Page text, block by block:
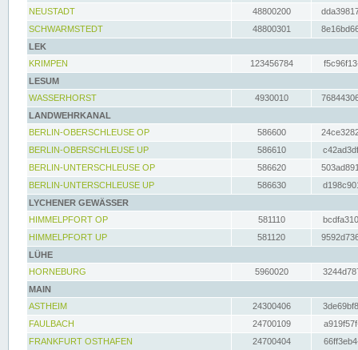
NEUSTADT
48800200
SCHWARMSTEDT
48800301
LEK
KRIMPEN
123456784
LESUM
WASSERHORST
4930010
LANDWEHRKANAL
BERLIN-OBERSCHLEUSE OP
586600
BERLIN-OBERSCHLEUSE UP
586610
BERLIN-UNTERSCHLEUSE OP
586620
BERLIN-UNTERSCHLEUSE UP
586630
LYCHENER GEWÄSSER
HIMMELPFORT OP
581110
HIMMELPFORT UP
581120
LÜHE
HORNEBURG
5960020
MAIN
ASTHEIM
24300406
FAULBACH
24700109
FRANKFURT OSTHAFEN
24700404